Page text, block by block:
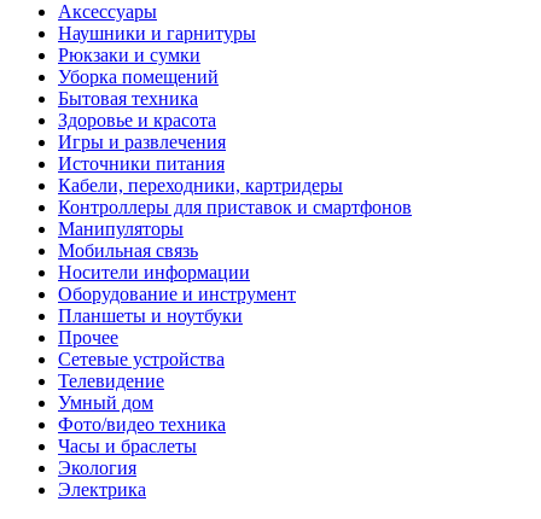
Аксессуары
Наушники и гарнитуры
Рюкзаки и сумки
Уборка помещений
Бытовая техника
Здоровье и красота
Игры и развлечения
Источники питания
Кабели, переходники, картридеры
Контроллеры для приставок и смартфонов
Манипуляторы
Мобильная связь
Носители информации
Оборудование и инструмент
Планшеты и ноутбуки
Прочее
Сетевые устройства
Телевидение
Умный дом
Фото/видео техника
Часы и браслеты
Экология
Электрика